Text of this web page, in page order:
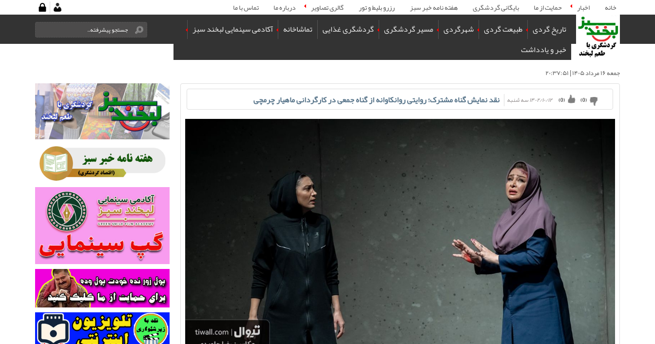
خانه اخبار حمایت از ما بایگانی گردشگری هفته نامه خبر سبز رزرو بلیط و تور گالری تصاویر درباره ما تماس با ما
تاریخ گردی طبیعت گردی شهرگردی مسیر گردشگری گردشگری غذایی تماشاخانه
آکادمی سینمایی لبخند سبز
خبر و یادداشت
جمعه ۱۶ مرداد ۱۴۰۵ | ۲۰:۳۷:۵۱
۱۴۰۲/۱۰/۱۲ سه شنبه (
0
) (
0
) نقد نمایش گناه مشترک؛ روایتی روانکاوانه از گناه جمعی در کارگردانی ماهیار چرمچی